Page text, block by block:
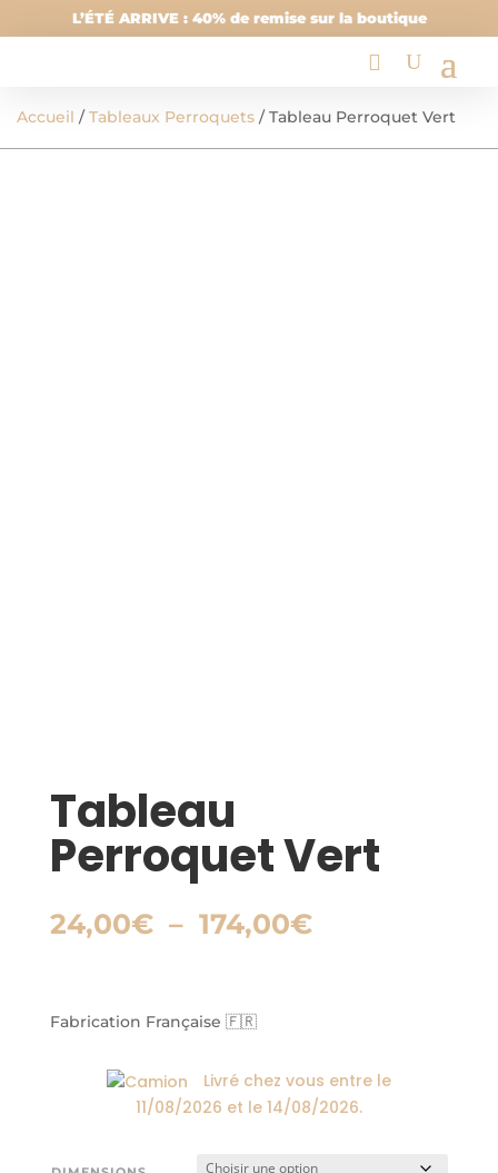
L’ÉTÉ ARRIVE : 40% de remise sur la boutique
Accueil /Tableaux Perroquets / Tableau Perroquet Vert
Tableau
Perroquet Vert
24,00€ – 174,00€Plage
Fabrication Française 🇫🇷
Livré chez vous entre le
11/08/2026 et le 14/08/2026.